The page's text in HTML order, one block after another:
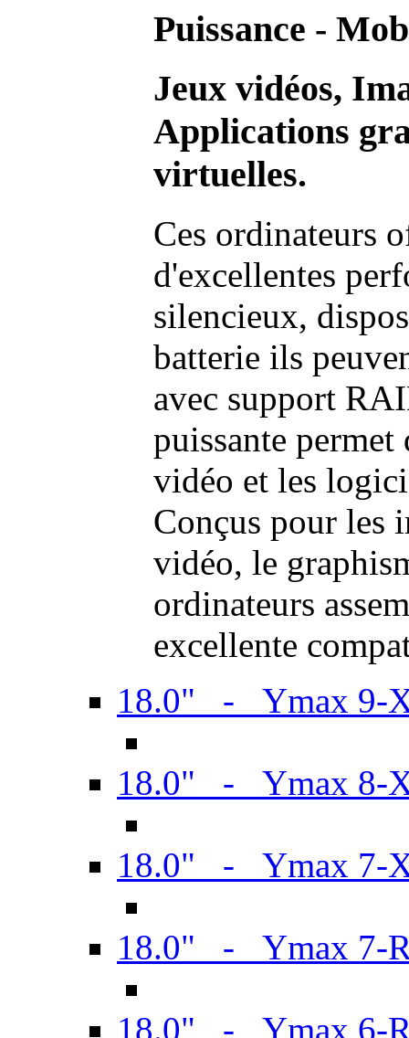
Puissance -
Jeux vidéos,
Applications
virtuelles.
Ces ordinateurs
d'excellentes
silencieux,
batterie ils
avec support
puissante permet
vidéo et les
Conçus pour les
vidéo, le
ordinateurs
excellente
18.0" - Ymax 9-
18.0" - Ymax 8-
18.0" - Ymax 7-
18.0" - Ymax 7-
18.0" - Ymax 6-